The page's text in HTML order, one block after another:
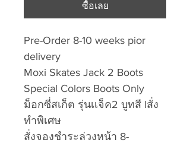
ซื้อเลย
Pre-Order 8-10 weeks pior
delivery
Moxi Skates Jack 2 Boots
Special Colors Boots Only
ม็อกซี่สเก็ต รุ่นเเจ็ค2 บูทสี lสั่ง
ทำพิเศษ
สั่งจองชำระล่วงหน้า 8-